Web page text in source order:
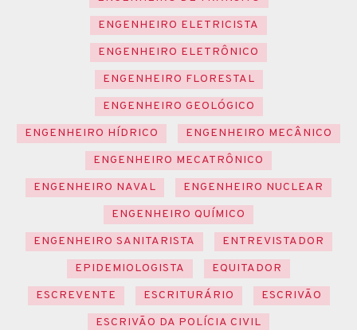
ENGENHEIRO ELETRICISTA
ENGENHEIRO ELETRÔNICO
ENGENHEIRO FLORESTAL
ENGENHEIRO GEOLÓGICO
ENGENHEIRO HÍDRICO
ENGENHEIRO MECÂNICO
ENGENHEIRO MECATRÔNICO
ENGENHEIRO NAVAL
ENGENHEIRO NUCLEAR
ENGENHEIRO QUÍMICO
ENGENHEIRO SANITARISTA
ENTREVISTADOR
EPIDEMIOLOGISTA
EQUITADOR
ESCREVENTE
ESCRITURÁRIO
ESCRIVÃO
ESCRIVÃO DA POLÍCIA CIVIL